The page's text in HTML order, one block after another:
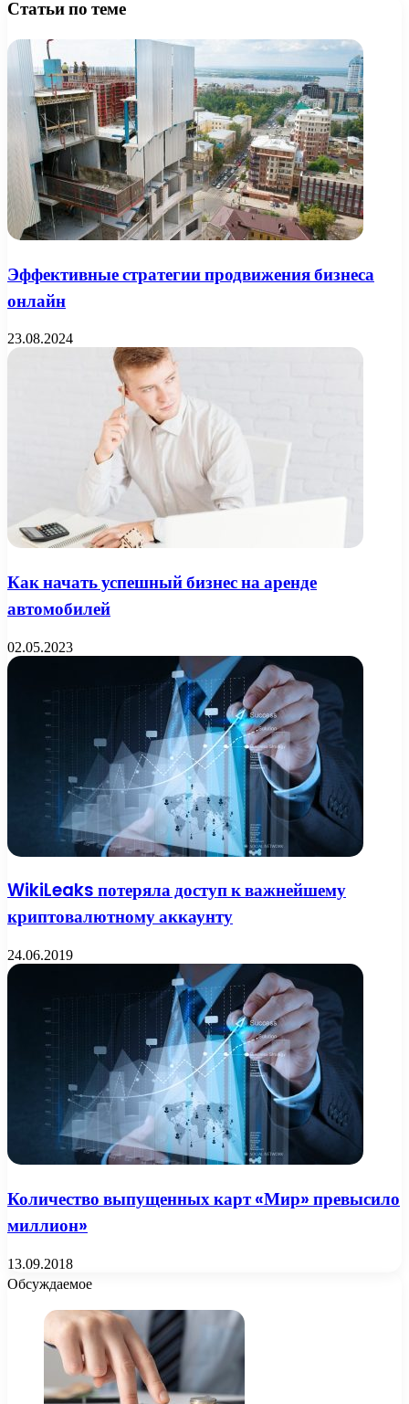
Статьи по теме
Эффективные стратегии продвижения бизнеса
онлайн
23.08.2024
Как начать успешный бизнес на аренде
автомобилей
02.05.2023
WikiLeaks потеряла доступ к важнейшему
криптовалютному аккаунту
24.06.2019
Количество выпущенных карт «Мир» превысило
миллион»
13.09.2018
Обсуждаемое